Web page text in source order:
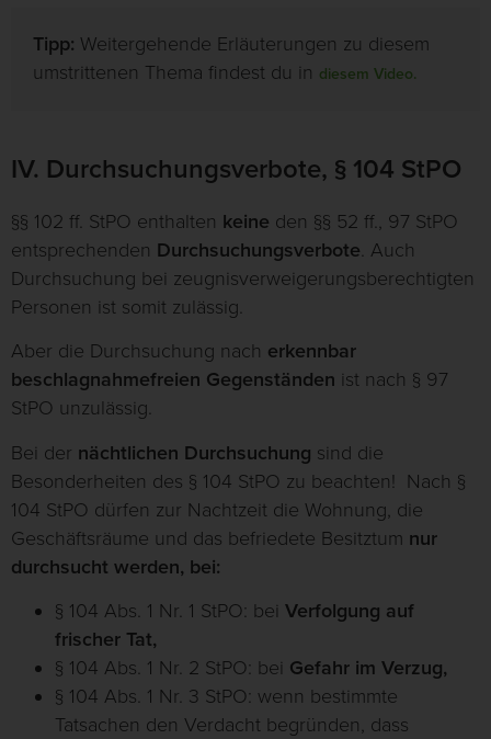
Tipp: Weitergehende Erläuterungen zu diesem
umstrittenen Thema findest du in diesem Video.
IV. Durchsuchungsverbote, § 104 StPO
§§ 102 ff. StPO enthalten keine den §§ 52 ff., 97 StPO
entsprechenden Durchsuchungsverbote. Auch
Durchsuchung bei zeugnisverweigerungsberechtigten
Personen ist somit zulässig.
Aber die Durchsuchung nach erkennbar
beschlagnahmefreien Gegenständen ist nach § 97
StPO unzulässig.
Bei der nächtlichen Durchsuchung sind die
Besonderheiten des § 104 StPO zu beachten! Nach §
104 StPO dürfen zur Nachtzeit die Wohnung, die
Geschäftsräume und das befriedete Besitztum nur
durchsucht werden, bei:
§ 104 Abs. 1 Nr. 1 StPO: bei Verfolgung auf
frischer Tat,
§ 104 Abs. 1 Nr. 2 StPO: bei Gefahr im Verzug,
§ 104 Abs. 1 Nr. 3 StPO: wenn bestimmte
Tatsachen den Verdacht begründen, dass